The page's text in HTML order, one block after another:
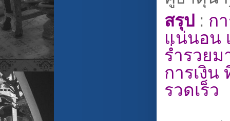
สรุป : ก
แน่นอน
ร่ำรวยม
การเงิน
รวดเร็ว